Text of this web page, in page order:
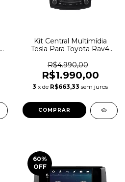
Kit Central Multimídia
Tesla Para Toyota Rav4
R$4.990,00
R$1.990,00
3 x de R$663,33 sem juros
60%
OFF